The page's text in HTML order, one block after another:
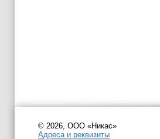
© 2026, ООО «Никас»
Адреса и реквизиты